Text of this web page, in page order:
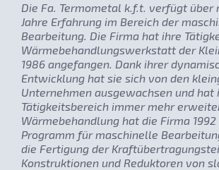
Die Fa. Termometal k.f.t. verfügt über
Jahre Erfahrung im Bereich der
Bearbeitung. Die Firma hat ihre
Wärmebehandlungswerkstatt der
1986 angefangen. Dank ihrer
Entwicklung hat sie sich von den
Unternehmen ausgewachsen und hat
Tätigkeitsbereich immer mehr
Wärmebehandlung hat die Firma
Programm für maschinelle
die Fertigung der
Konstruktionen und Reduktoren von